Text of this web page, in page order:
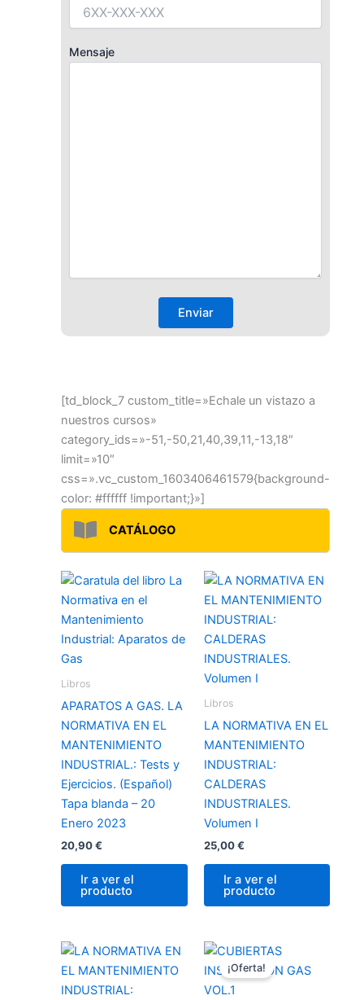
Mensaje
[td_block_7 custom_title=»Echale un vistazo a
nuestros cursos»
category_ids=»-51,-50,21,40,39,11,-13,18″
limit=»10″
css=».vc_custom_1603406461579{background-
color: #ffffff !important;}»]
CATÁLOGO
Libros
APARATOS A GAS. LA
NORMATIVA EN EL
MANTENIMIENTO
INDUSTRIAL.: Tests y
Ejercicios. (Español)
Tapa blanda – 20
Enero 2023
20,90€
Ir a ver el
producto
Libros
LA NORMATIVA EN EL
MANTENIMIENTO
INDUSTRIAL:
CALDERAS
INDUSTRIALES.
Volumen I
25,00€
Ir a ver el
producto
¡Oferta!
El
precio
original actual